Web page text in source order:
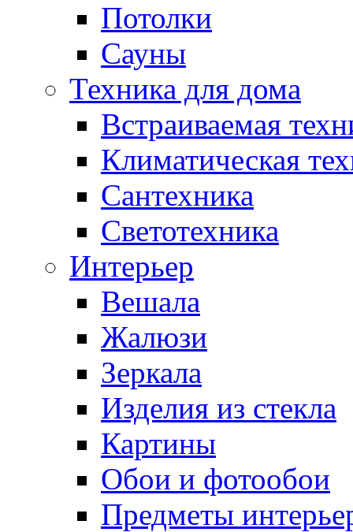
Потолки
Сауны
Техника для дома
Встраиваемая
Климатическая
Сантехника
Светотехника
Интерьер
Вешала
Жалюзи
Зеркала
Изделия из стекла
Картины
Обои и фотообои
Предметы